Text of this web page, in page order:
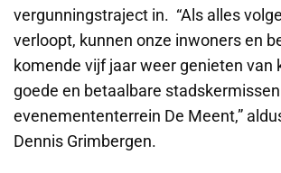
vergunningstraject in. “Als alles
verloopt, kunnen onze inwoners en
komende vijf jaar weer genieten van
goede en betaalbare
evenemententerrein De Meent,”
Dennis Grimbergen.